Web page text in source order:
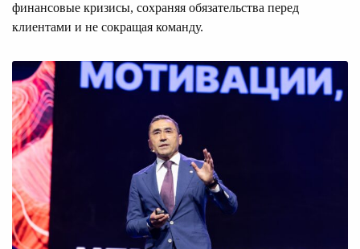
финансовые кризисы, сохраняя обязательства перед
клиентами и не сокращая команду.